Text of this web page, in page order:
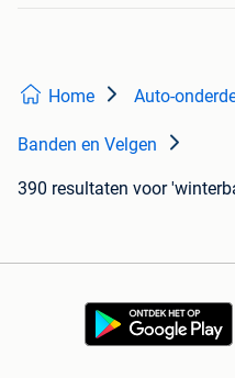
Home Auto-
Banden en Velgen
390 resultaten voor